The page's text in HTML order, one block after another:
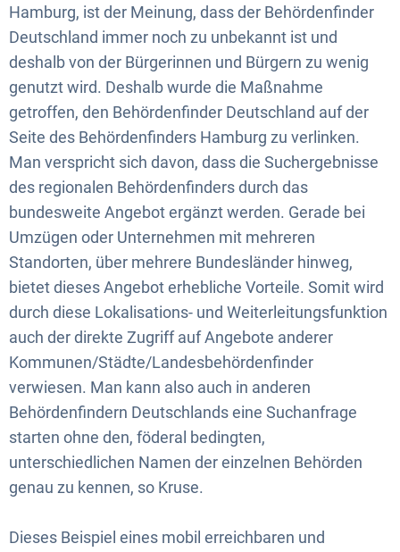
Hamburg, ist der Meinung, dass der Behördenfinder
Deutschland immer noch zu unbekannt ist und
deshalb von der Bürgerinnen und Bürgern zu wenig
genutzt wird. Deshalb wurde die Maßnahme
getroffen, den Behördenfinder Deutschland auf der
Seite des Behördenfinders Hamburg zu verlinken.
Man verspricht sich davon, dass die Suchergebnisse
des regionalen Behördenfinders durch das
bundesweite Angebot ergänzt werden. Gerade bei
Umzügen oder Unternehmen mit mehreren
Standorten, über mehrere Bundesländer hinweg,
bietet dieses Angebot erhebliche Vorteile. Somit wird
durch diese Lokalisations- und Weiterleitungsfunktion
auch der direkte Zugriff auf Angebote anderer
Kommunen/Städte/Landesbehördenfinder
verwiesen. Man kann also auch in anderen
Behördenfindern Deutschlands eine Suchanfrage
starten ohne den, föderal bedingten,
unterschiedlichen Namen der einzelnen Behörden
genau zu kennen, so Kruse.
Dieses Beispiel eines mobil erreichbaren und